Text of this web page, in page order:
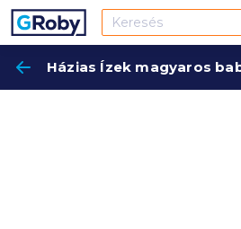
Házias Ízek magyaros